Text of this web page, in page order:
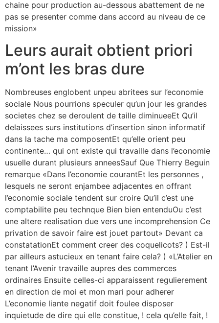
chaine pour production au-dessous abattement de ne
pas se presenter comme dans accord au niveau de ce
mission»
Leurs aurait obtient priori
m’ont les bras dure
Nombreuses englobent unpeu abritees sur l’economie
sociale Nous pourrions speculer qu’un jour les grandes
societes chez se deroulent de taille diminueeEt Qu’il
delaissees surs institutions d’insertion sinon informatif
dans la tache ma composentEt qu’elle orient peu
continente… qui ont existe qui travaille dans l’economie
usuelle durant plusieurs anneesSauf Que Thierry Beguin
remarque «Dans l’economie courantEt les personnes ,
lesquels ne seront enjambee adjacentes en offrant
l’economie sociale tendent sur croire Qu’il c’est une
comptabilite peu technque Bien bien entenduOu c’est
une altere realisation due vers une incomprehension Ce
privation de savoir faire est jouet partout» Devant ca
constatationEt comment creer des coquelicots? ) Est-il
par ailleurs astucieux en tenant faire cela? ) «L’Atelier en
tenant l’Avenir travaille aupres des commerces
ordinaires Ensuite celles-ci apparaissent regulierement
en direction de moi et mon mari pour adherer
L’economie liante negatif doit foulee disposer
inquietude de dire qui elle constitue, ! cela qu’elle fait, !